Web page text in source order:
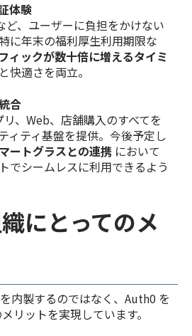
体験
ど、ユーザーに負担をかけない
に年末の福利厚生利用期限な
ィックが数十倍に増えるタイミ
快適さを両立。
合
、Web、店舗購入のすべてを
ィティ基盤を提供。今後予定し
ートグラスとの連携 において
でシームレスに利用できるよう
にとってのメ
内製するのではなく、Auth0 を
リットを実現しています。